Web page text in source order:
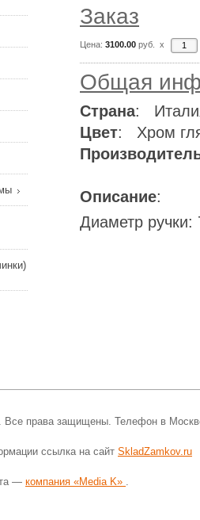
Заказ
Цена: 3100.00 руб. x
Общая
Страна:
Цвет: Хром
Описание:
Диаметр
Все права защищены. Телефон в
ссылка на сайт SkladZamkov.ru
— компания «Media K» .